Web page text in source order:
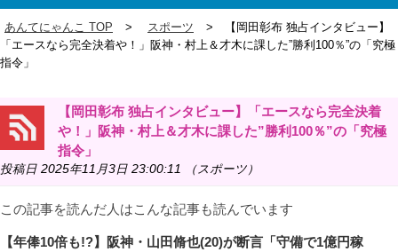
あんてにゃんこ TOP スポーツ
【岡田彰布 独占インタビュー】
「エースなら完全決着や！」阪神・村上＆才木に課した”勝利100％”の「究極
指令」
【岡田彰布 独占インタビュー】「エースなら完全決着
や！」阪神・村上＆才木に課した”勝利100％”の「究極
指令」
投稿日 2025年11月3日 23:00:11 （スポーツ）
この記事を読んだ人はこんな記事も読んでいます
【年俸10倍も!?】阪神・山田脩也(20)が断言「守備で1億円稼